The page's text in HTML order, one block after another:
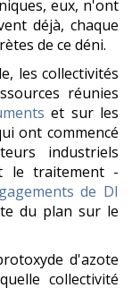
eux, n'ont
déjà, chaque
de ce déni.
les collectivités
réunies
et sur les
ont commencé
industriels
le traitement -
de DI
du plan sur le
d'azote
collectivité